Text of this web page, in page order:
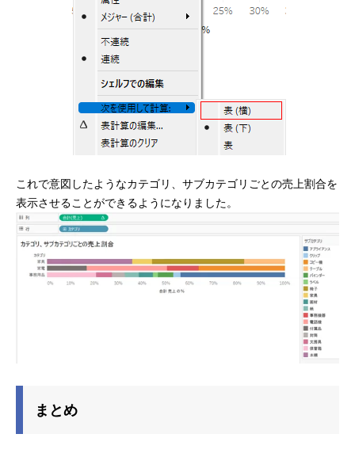
これで意図したようなカテゴリ、サブカテゴリごとの売上割合を
表示させることができるようになりました。
まとめ